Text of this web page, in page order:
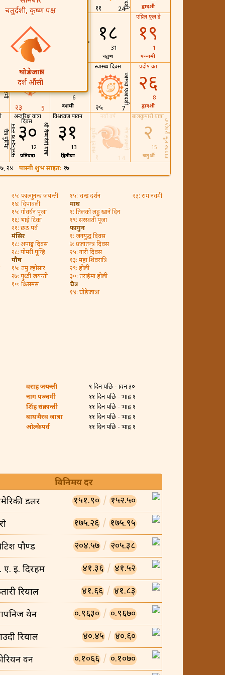
नवमी ११ 24 द्वादशी
चतुर्दशी, कृष्ण पक्ष
घोडेजात्रा
दर्श औंसी
चन्द्र दर्शन
१६
29
प्रतिपदा
गणगौर
मत्स्य जयन्ती १८
31
चतुर्थी
एप्रिल फूल डे
१९
1
पञ्चमी
भौमाष्टमी
राम नवमी
२३ 5
२४
6
दशमी
स्वास्थ्य दिवस
कामदा एकादशी
२५ 7
प्रदोष व्रत
२६
8
द्वादशी
चैत्र पूर्णिमा
अन्तरिक्ष यात्रा
दिवस
श्री वैष्णदेवी यात्रा
मत्स्येन्द्रनाथ स्नान३०
12
प्रतिपदा
विश्वध्वज पातन
३१
13
द्वितीया
नयाँ वर्ष
मेष संक्रान्ती
संकष्टी चतुर्थी
१ 14
बालकुमारी यात्रा
चण्डेश्वरी मूल रथयात्रा
२
15
चतुर्थी
२४ पास्नी शुभ साइत: १७
२५: फाल्गुनन्द जयन्ती
१४: दिपावली
१५: गोवर्धन पूजा
१६: भाई टिका
२१: छठ पर्व
मंसिर
१८: अपाङ्ग दिवस
२८: योमरी पून्हि
पौष
१५: तमु ल्होसार
२७: पृथ्वी जयन्ती
१०: क्रिसमस
१५: चन्द्र दर्शन
माघ
१: तिलको लड्डु खाने दिन
१९: सरस्वती पूजा
फागुन
१: जनयुद्ध दिवस
७: प्रजातन्त्र दिवस
२५: नारी दिवस
१३: महा शिवरात्रि
२९: होली
३०: तराईमा होली
चैत्र
१४: घोडेजात्रा
२३: राम नवमी
वराह जयन्ती
९ दिन पछि - श्रावन ३०
नाग पञ्चमी
११ दिन पछि - भाद्र १
शिंह संक्रान्ती
११ दिन पछि - भाद्र १
बाघभैरव जात्रा
११ दिन पछि - भाद्र १
ओल्केपर्व
११ दिन पछि - भाद्र १
विनिमय दर
डलर १५१.९० / १५२.५०
१७५.२६ / १७५.९५
पौण्ड २०४.५७ / २०५.३८
ए. इ. दिरहम ४१.३६ / ४१.५२
रियाल ४१.६६ / ४१.८३
येन ०.९६३० / ०.९६७०
रियाल ४०.४५ / ४०.६०
वन ०.१०६६ / ०.१०७०